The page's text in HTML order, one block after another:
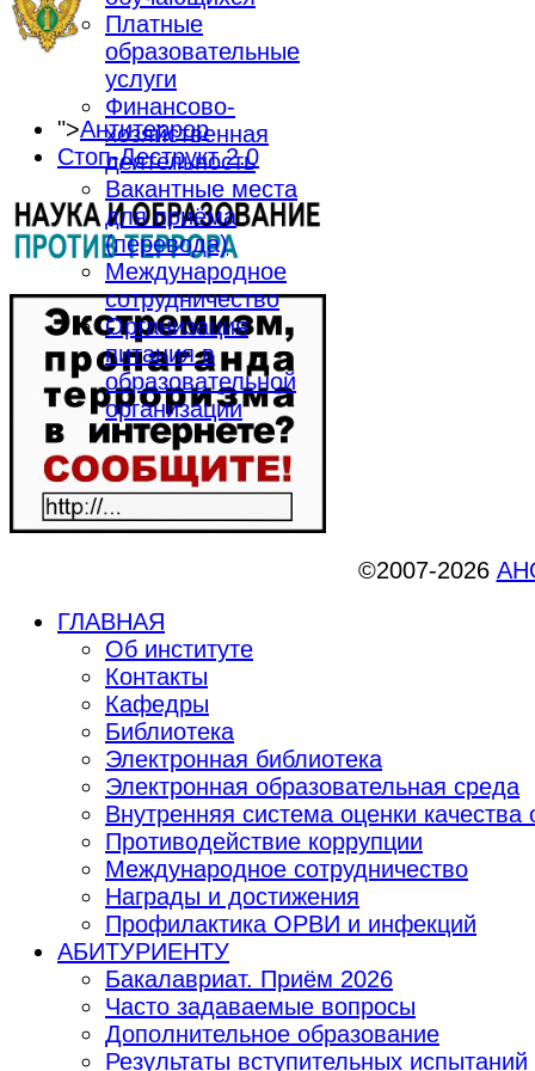
Платные
образовательные
услуги
Финансово-
хозяйственная
деятельность
Вакантные места
для приёма
(перевода)
Международное
сотрудничество
Организация
питания в
образовательной
организации
">Антитеррор
Стоп-Деструкт 2.0
©2007-2026
ГЛАВНАЯ
Об институте
Контакты
Кафедры
Библиотека
Электронная библиотека
Электронная образовательная среда
Внутренняя система оценки качества
Противодействие коррупции
Международное сотрудничество
Награды и достижения
Профилактика ОРВИ и инфекций
АБИТУРИЕНТУ
Бакалавриат. Приём 2026
Часто задаваемые вопросы
Дополнительное образование
Результаты вступительных испытаний